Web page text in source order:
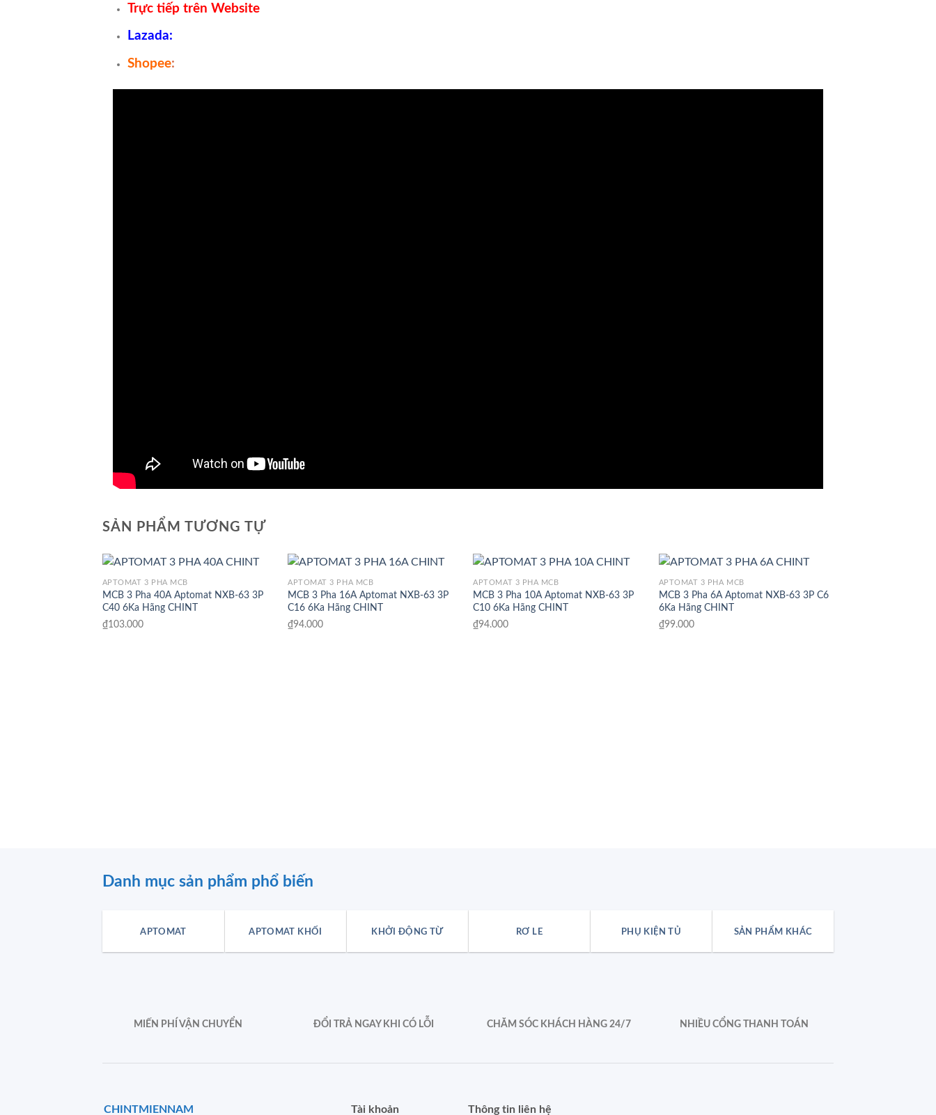
Trực tiếp trên Website
Lazada:
Shopee:
SẢN PHẨM TƯƠNG TỰ
APTOMAT 3 PHA MCB
MCB 3 Pha 40A Aptomat NXB-63 3P
C40 6Ka Hãng CHINT
₫103.000
APTOMAT 3 PHA MCB
MCB 3 Pha 16A Aptomat NXB-63 3P
C16 6Ka Hãng CHINT
₫94.000
APTOMAT 3 PHA MCB
MCB 3 Pha 10A Aptomat NXB-63 3P
C10 6Ka Hãng CHINT
₫94.000
APTOMAT 3 PHA MCB
MCB 3 Pha 6A Aptomat NXB-63 3P C6
6Ka Hãng CHINT
₫99.000
Danh mục sản phẩm phổ biến
APTOMAT APTOMAT KHỐI KHỞI ĐỘNG TỪ RƠ LE PHỤ KIỆN TỦ SẢN PHẨM KHÁC
MIẾN PHÍ VẬN CHUYỂN ĐỔI TRẢ NGAY KHI CÓ LỖI CHĂM SÓC KHÁCH HÀNG 24/7 NHIỀU CỔNG THANH TOÁN
CHINTMIENNAM Tài khoản Thông tin liên hệ